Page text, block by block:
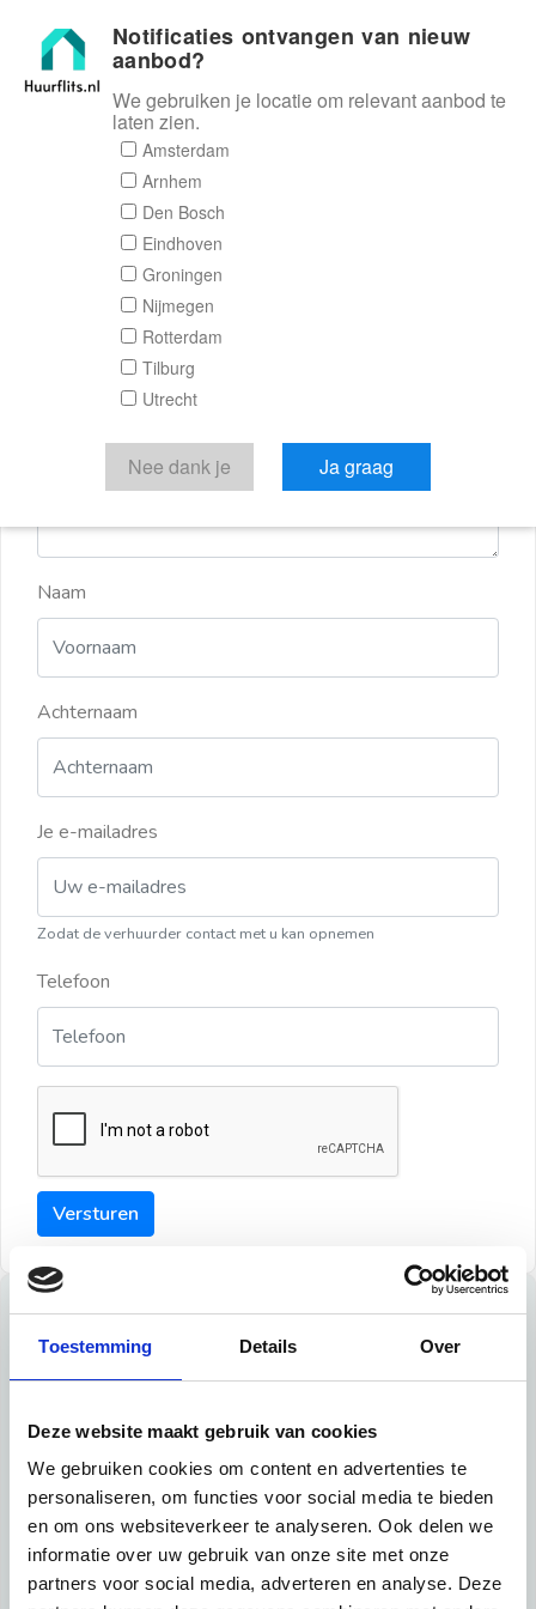
Toestemming Details Over
Deze website maakt gebruik van cookies
We gebruiken cookies om content en advertenties te
personaliseren, om functies voor social media te bieden
en om ons websiteverkeer te analyseren. Ook delen we
informatie over uw gebruik van onze site met onze
partners voor social media, adverteren en analyse. Deze
Huurflits
Reactieformulier
Huurflits
Verstuur je bericht
Door een bericht te sturen kom je in contact met de
aanbieder of makelaar van de woning.
Naam
Achternaam
Je e-mailadres
Zodat de verhuurder contact met u kan opnemen
Telefoon
Versturen
Tips
Tip 1:
Schrijf een duidelijke introductie en geef de volgende
informatie mee:
Ben je student, werkachtig of werkzoekend
Notificaties ontvangen van nieuw
aanbod?
We gebruiken je locatie om relevant aanbod te
laten zien.
Amsterdam
Arnhem
Den Bosch
Eindhoven
Groningen
Nijmegen
Rotterdam
Tilburg
Utrecht
Nee dank je Ja graag